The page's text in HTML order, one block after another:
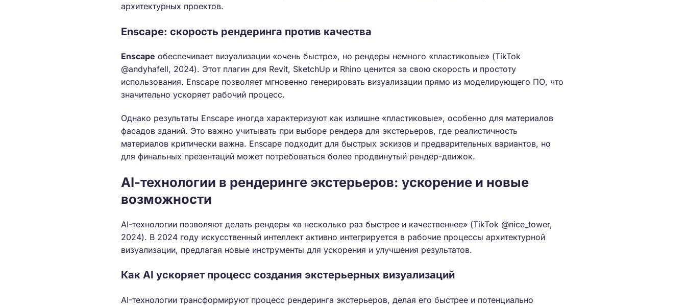
архитектурных проектов.
Enscape: скорость рендеринга против качества
Enscape обеспечивает визуализации «очень быстро», но рендеры немного «пластиковые» (TikTok
@andyhafell, 2024). Этот плагин для Revit, SketchUp и Rhino ценится за свою скорость и простоту
использования. Enscape позволяет мгновенно генерировать визуализации прямо из моделирующего ПО, что
значительно ускоряет рабочий процесс.
Однако результаты Enscape иногда характеризуют как излишне «пластиковые», особенно для материалов
фасадов зданий. Это важно учитывать при выборе рендера для экстерьеров, где реалистичность
материалов критически важна. Enscape подходит для быстрых эскизов и предварительных вариантов, но
для финальных презентаций может потребоваться более продвинутый рендер-движок.
AI-технологии в рендеринге экстерьеров: ускорение и новые
возможности
AI-технологии позволяют делать рендеры «в несколько раз быстрее и качественнее» (TikTok @nice_tower,
2024). В 2024 году искусственный интеллект активно интегрируется в рабочие процессы архитектурной
визуализации, предлагая новые инструменты для ускорения и улучшения результатов.
Как AI ускоряет процесс создания экстерьерных визуализаций
AI-технологии трансформируют процесс рендеринга экстерьеров, делая его быстрее и потенциально